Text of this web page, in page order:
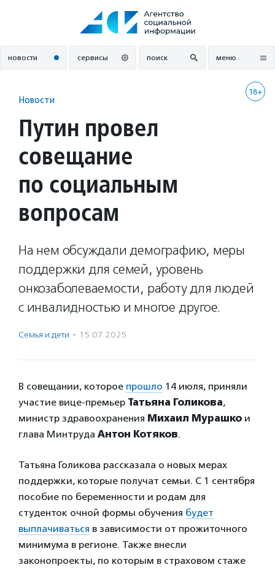
новости сервисы поиск меню
18+
Новости
Путин провел
совещание
по социальным
вопросам
На нем обсуждали демографию, меры
поддержки для семей, уровень
онкозаболеваемости, работу для людей
с инвалидностью и многое другое.
Семья и дети · 15.07.2025
В совещании, которое прошло 14 июля, приняли
участие вице-премьер Татьяна Голикова,
министр здравоохранения Михаил Мурашко и
глава Минтруда Антон Котяков.
Татьяна Голикова рассказала о новых мерах
поддержки, которые получат семьи. С 1 сентября
пособие по беременности и родам для
студенток очной формы обучения будет
выплачиваться в зависимости от прожиточного
минимума в регионе. Также внесли
законопроекты, по которым в страховом стаже